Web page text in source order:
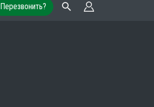
Перезвонить?